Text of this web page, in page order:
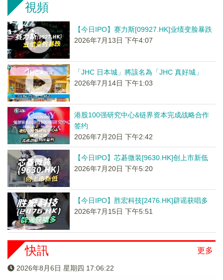
視頻
【今日IPO】赛力斯[09927.HK]业绩变脸暴跌
2026年7月13日 下午4:07
「JHC 日本城」將該名為「JHC 真好城」
2026年7月14日 下午1:03
港股100强研究中心&链界资本完成战略合作
签约
2026年7月20日 下午2:42
【今日IPO】芯碁微装[9630.HK]创上市新低
2026年7月20日 下午5:20
【今日IPO】胜宏科技[2476.HK]辟谣获唱多
2026年7月15日 下午5:51
更多
快訊
2026年8月6日 星期四 17:06:22